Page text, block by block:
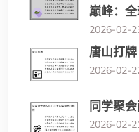
巅峰：
2026-02-
唐山打牌
2026-02-
同学聚
2026-02-